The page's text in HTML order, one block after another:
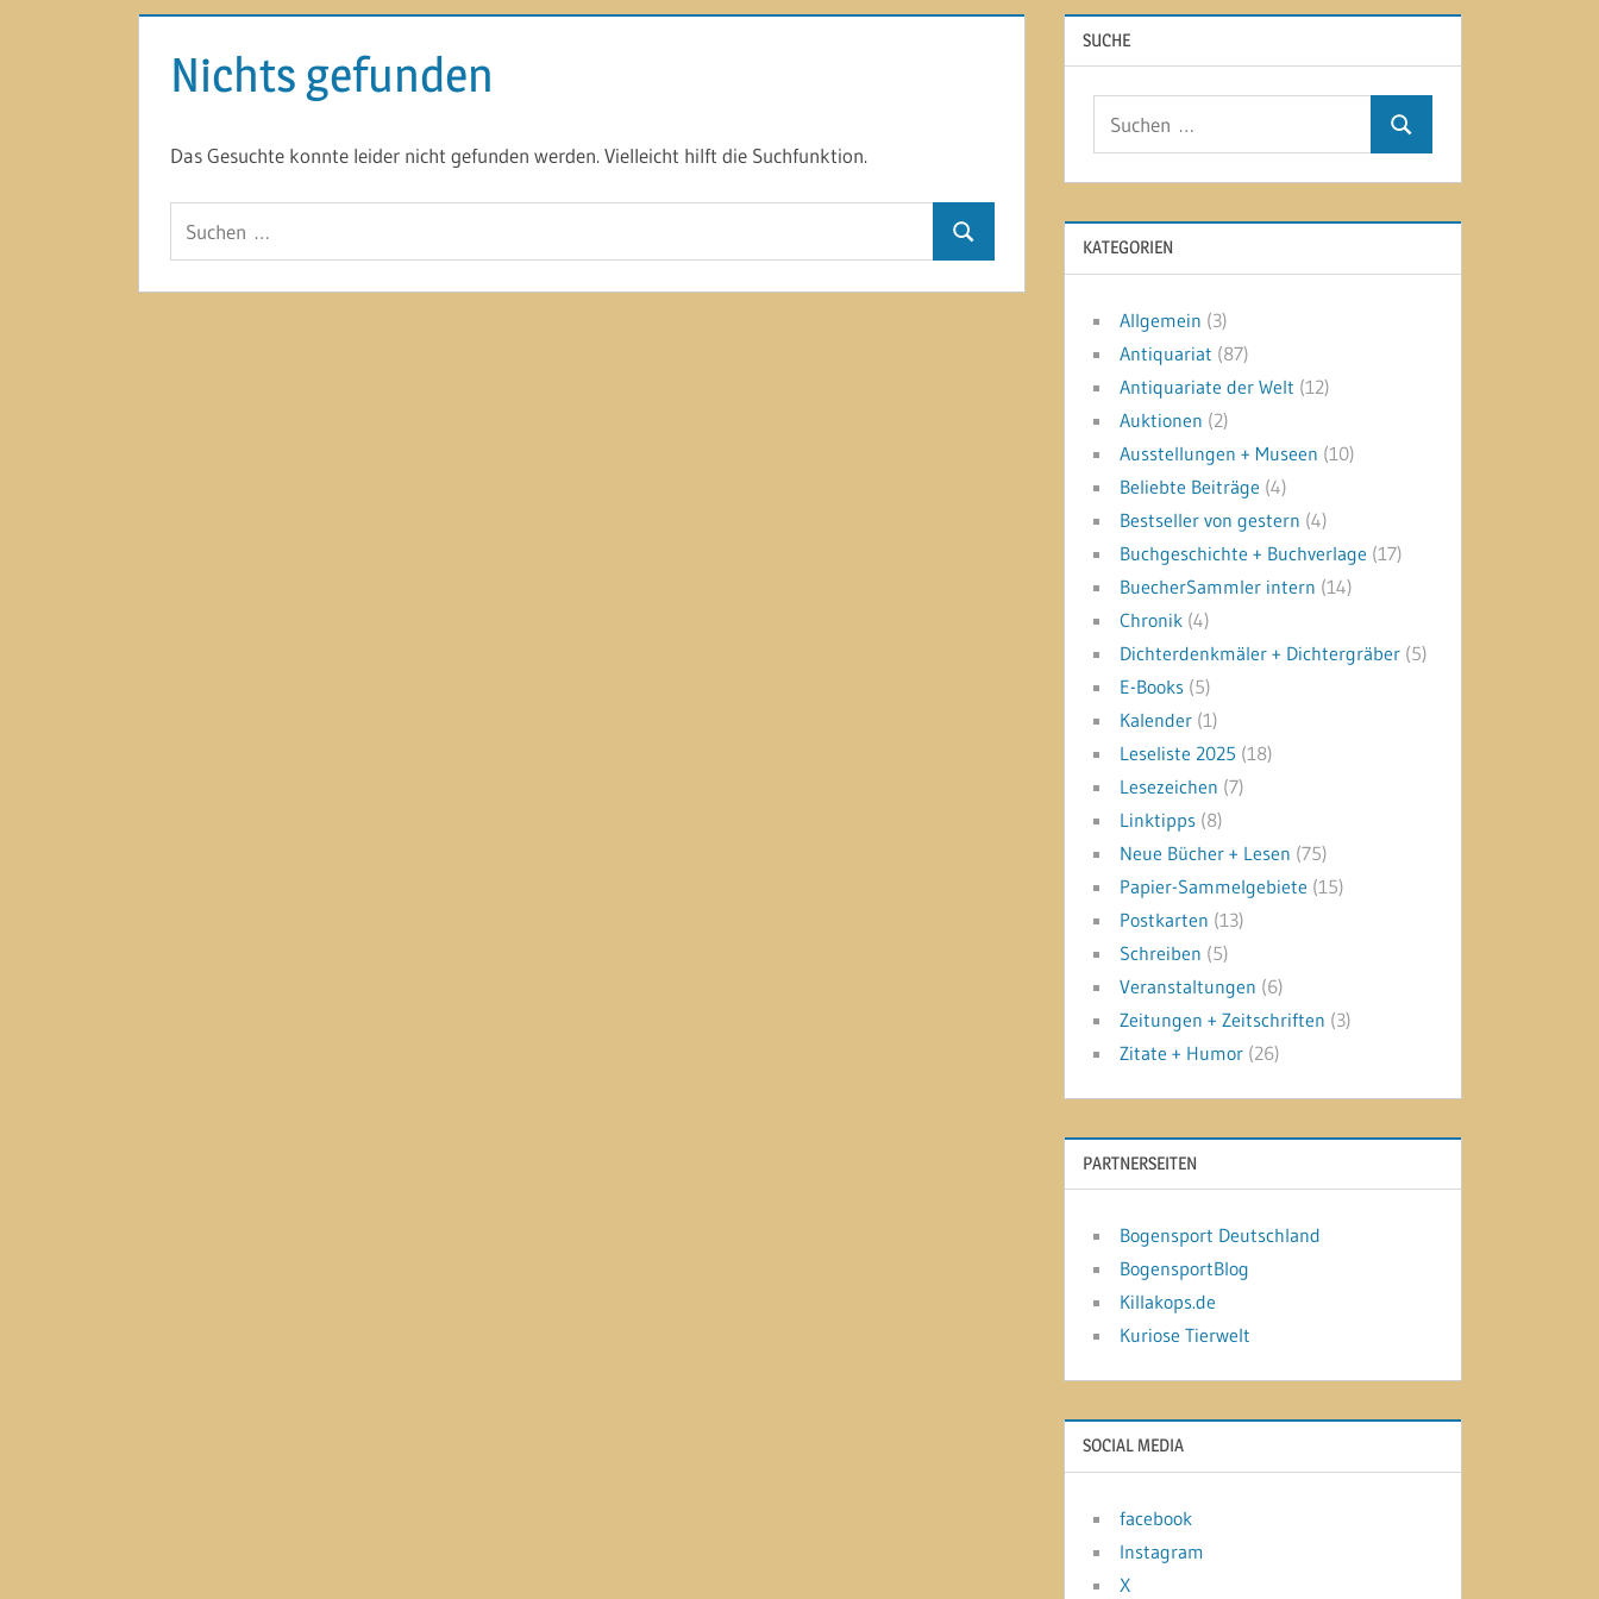
Nichts gefunden
Das Gesuchte konnte leider nicht gefunden werden. Vielleicht hilft die Suchfunktion.
Suchen
nach:
Suchen
SUCHE
Suchen
KATEGORIEN
Allgemein (3)
Antiquariat (87)
Antiquariate der Welt (12)
Auktionen (2)
Ausstellungen + Museen (10)
Beliebte Beiträge (4)
Bestseller von gestern (4)
Buchgeschichte + Buchverlage (17)
BuecherSammler intern (14)
Chronik (4)
Dichterdenkmäler + Dichtergräber (5)
E-Books (5)
Kalender (1)
Leseliste 2025 (18)
Lesezeichen (7)
Linktipps (8)
Neue Bücher + Lesen (75)
Papier-Sammelgebiete (15)
Postkarten (13)
Schreiben (5)
Veranstaltungen (6)
Zeitungen + Zeitschriften (3)
Zitate + Humor (26)
PARTNERSEITEN
Bogensport Deutschland
BogensportBlog
Killakops.de
Kuriose Tierwelt
SOCIAL MEDIA
facebook
Instagram
X